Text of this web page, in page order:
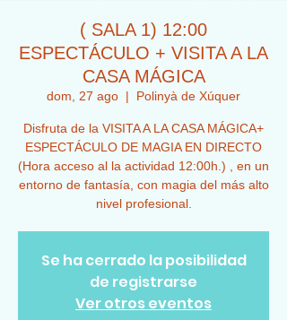
( SALA 1) 12:00
ESPECTÁCULO + VISITA A LA
CASA MÁGICA
dom, 27 ago
  |
Polinyà de Xúquer
Disfruta de la VISITA A LA CASA MÁGICA+
ESPECTÁCULO DE MAGIA EN DIRECTO
(Hora acceso al la actividad 12:00h.) , en un
entorno de fantasía, con magia del más alto
nivel profesional.
Se ha cerrado la posibilidad
de registrarse
Ver otros eventos